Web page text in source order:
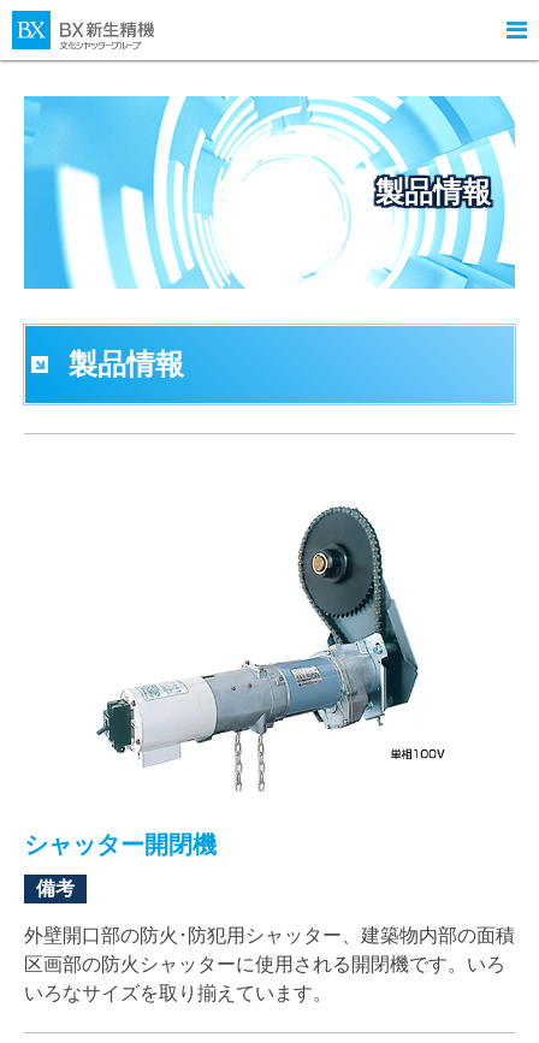

製品情報
製品情報
シャッター開閉機
備考
外壁開口部の防火･防犯用シャッター、建築物内部の面積
区画部の防火シャッターに使用される開閉機です。いろ
いろなサイズを取り揃えています。